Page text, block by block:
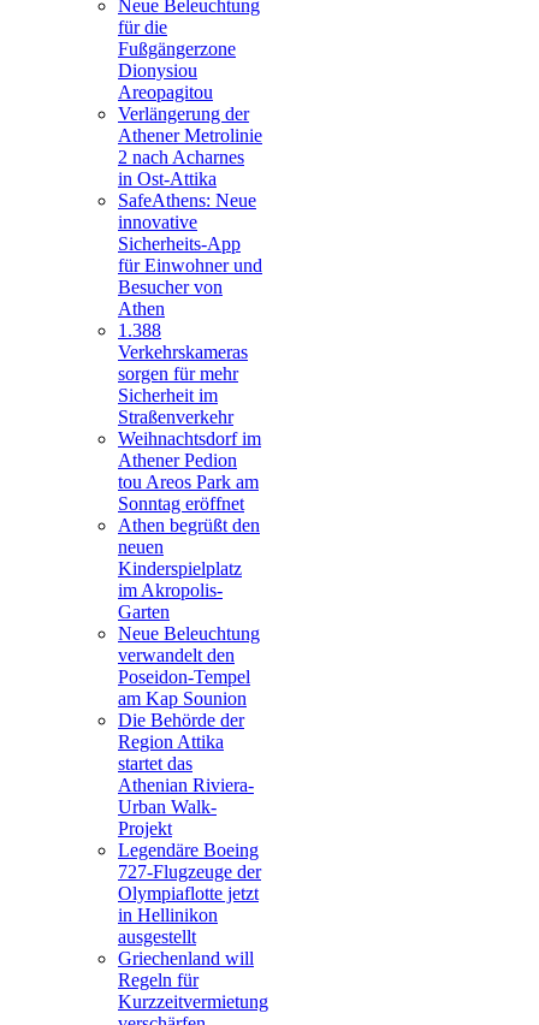
Neue Beleuchtung
für die
Fußgängerzone
Dionysiou
Areopagitou
Verlängerung der
Athener Metrolinie
2 nach Acharnes
in Ost-Attika
SafeAthens: Neue
innovative
Sicherheits-App
für Einwohner und
Besucher von
Athen
1.388
Verkehrskameras
sorgen für mehr
Sicherheit im
Straßenverkehr
Weihnachtsdorf im
Athener Pedion
tou Areos Park am
Sonntag eröffnet
Athen begrüßt den
neuen
Kinderspielplatz
im Akropolis-
Garten
Neue Beleuchtung
verwandelt den
Poseidon-Tempel
am Kap Sounion
Die Behörde der
Region Attika
startet das
Athenian Riviera-
Urban Walk-
Projekt
Legendäre Boeing
727-Flugzeuge der
Olympiaflotte jetzt
in Hellinikon
ausgestellt
Griechenland will
Regeln für
Kurzzeitvermietung